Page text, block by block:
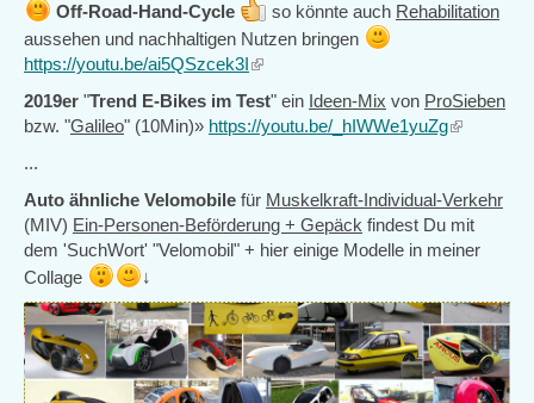
Off-Road-Hand-Cycle
so könnte auch Rehabilitation
aussehen und nachhaltigen Nutzen bringen
https://youtu.be/ai5QSzcek3I(link
external)
2019er "Trend E-Bikes im Test" ein Ideen-Mix von ProSieben
bzw. "Galileo" (10Min)» https://youtu.be/_hIWWe1yuZg(link
...
Auto ähnliche Velomobile für Muskelkraft-Individual-Verkehr
(MIV) Ein-Personen-Beförderung + Gepäck findest Du mit
dem 'SuchWort' "Velomobil" + hier einige Modelle in meiner
Collage
↓